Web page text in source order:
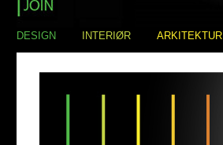
DESIGN INTERIØR ARKITEKTUR